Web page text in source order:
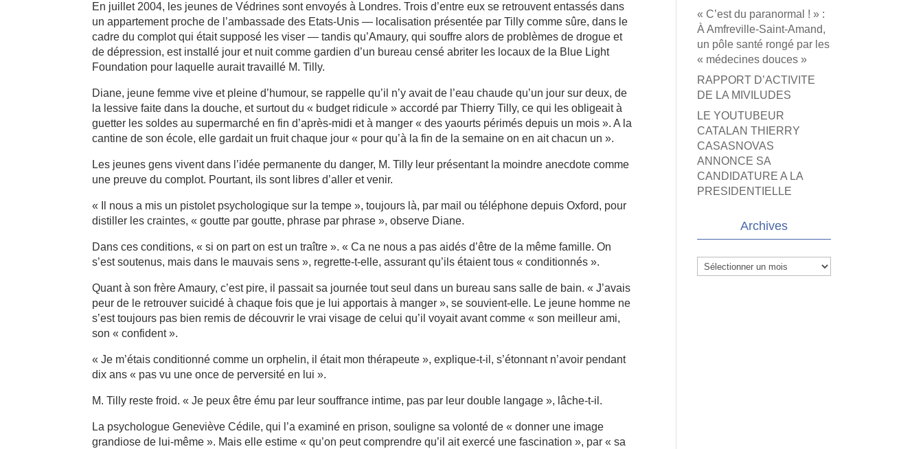
En juillet 2004, les jeunes de Védrines sont envoyés à Londres. Trois d’entre eux se retrouvent entassés dans
un appartement proche de l’ambassade des Etats-Unis — localisation présentée par Tilly comme sûre, dans le
cadre du complot qui était supposé les viser — tandis qu’Amaury, qui souffre alors de problèmes de drogue et
de dépression, est installé jour et nuit comme gardien d’un bureau censé abriter les locaux de la Blue Light
Foundation pour laquelle aurait travaillé M. Tilly.
Diane, jeune femme vive et pleine d’humour, se rappelle qu’il n’y avait de l’eau chaude qu’un jour sur deux, de
la lessive faite dans la douche, et surtout du « budget ridicule » accordé par Thierry Tilly, ce qui les obligeait à
guetter les soldes au supermarché en fin d’après-midi et à manger « des yaourts périmés depuis un mois ». A la
cantine de son école, elle gardait un fruit chaque jour « pour qu’à la fin de la semaine on en ait chacun un ».
Les jeunes gens vivent dans l’idée permanente du danger, M. Tilly leur présentant la moindre anecdote comme
une preuve du complot. Pourtant, ils sont libres d’aller et venir.
« Il nous a mis un pistolet psychologique sur la tempe », toujours là, par mail ou téléphone depuis Oxford, pour
distiller les craintes, « goutte par goutte, phrase par phrase », observe Diane.
Dans ces conditions, « si on part on est un traître ». « Ca ne nous a pas aidés d’être de la même famille. On
s’est soutenus, mais dans le mauvais sens », regrette-t-elle, assurant qu’ils étaient tous « conditionnés ».
Quant à son frère Amaury, c’est pire, il passait sa journée tout seul dans un bureau sans salle de bain. « J’avais
peur de le retrouver suicidé à chaque fois que je lui apportais à manger », se souvient-elle. Le jeune homme ne
s’est toujours pas bien remis de découvrir le vrai visage de celui qu’il voyait avant comme « son meilleur ami,
son « confident ».
« Je m’étais conditionné comme un orphelin, il était mon thérapeute », explique-t-il, s’étonnant n’avoir pendant
dix ans « pas vu une once de perversité en lui ».
M. Tilly reste froid. « Je peux être ému par leur souffrance intime, pas par leur double langage », lâche-t-il.
La psychologue Geneviève Cédile, qui l’a examiné en prison, souligne sa volonté de « donner une image
grandiose de lui-même ». Mais elle estime « qu’on peut comprendre qu’il ait exercé une fascination », par « sa
« C’est du paranormal ! » :
À Amfreville-Saint-Amand,
un pôle santé rongé par les
« médecines douces »
RAPPORT D’ACTIVITE
DE LA MIVILUDES
LE YOUTUBEUR
CATALAN THIERRY
CASASNOVAS
ANNONCE SA
CANDIDATURE A LA
PRESIDENTIELLE
Archives
Archives